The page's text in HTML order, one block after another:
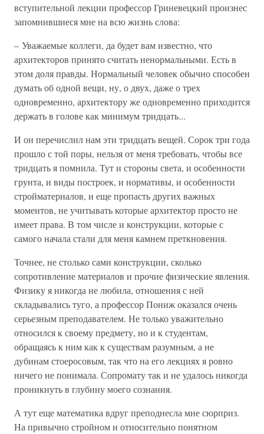
вступительной лекции профессор Гриневецкий произнес
запомнившиеся мне на всю жизнь слова:
– Уважаемые коллеги, да будет вам известно, что
архитекторов принято считать ненормальными. Есть в
этом доля правды. Нормальный человек обычно способен
думать об одной вещи, ну, о двух, даже о трех
одновременно, архитектору же одновременно приходится
держать в голове как минимум тридцать...
И он перечислил нам эти тридцать вещей. Сорок три года
прошло с той поры, нельзя от меня требовать, чтобы все
тридцать я помнила. Тут и стороны света, и особенности
грунта, и виды построек, и нормативы, и особенности
стройматериалов, и еще пропасть других важных
моментов, не учитывать которые архитектор просто не
имеет права. В том числе и конструкции, которые с
самого начала стали для меня камнем преткновения.
Точнее, не столько сами конструкции, сколько
сопротивление материалов и прочие физические явления.
Физику я никогда не любила, отношения с ней
складывались туго, а профессор Пониж оказался очень
серьезным преподавателем. Не только уважительно
относился к своему предмету, но и к студентам,
обращаясь к ним как к существам разумным, а не
дубинам стоеросовым, так что на его лекциях я ровно
ничего не понимала. Сопромату так и не удалось никогда
проникнуть в глубину моего сознания.
А тут еще математика вдруг преподнесла мне сюрприз.
На привычно стройном и относительно понятном